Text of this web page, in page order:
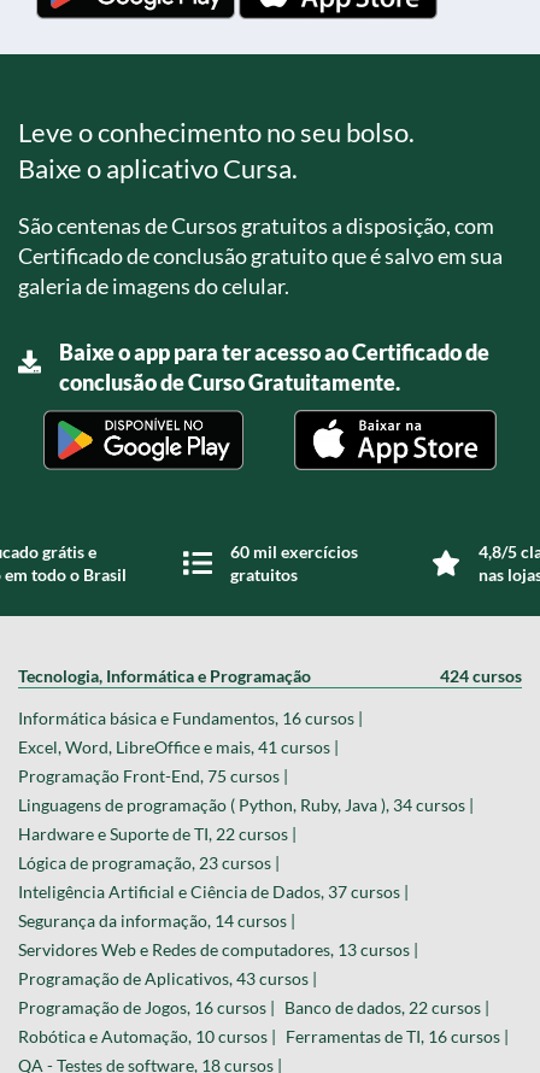
Leve o conhecimento no seu bolso.
Baixe o aplicativo Cursa.
São centenas de Cursos gratuitos a disposição, com
Certificado de conclusão gratuito que é salvo em sua
galeria de imagens do celular.
Baixe o app para ter acesso ao Certificado de
conclusão de Curso Gratuitamente.
grátis e
todo o Brasil
60 mil exercícios
gratuitos
4,8/5
nas
Tecnologia, Informática e Programação 424 cursos
Informática básica e Fundamentos, 16 cursos |
Excel, Word, LibreOffice e mais, 41 cursos |
Programação Front-End, 75 cursos |
Linguagens de programação ( Python, Ruby, Java ), 34 cursos |
Hardware e Suporte de TI, 22 cursos |
Lógica de programação, 23 cursos |
Inteligência Artificial e Ciência de Dados, 37 cursos |
Segurança da informação, 14 cursos |
Servidores Web e Redes de computadores, 13 cursos |
Programação de Aplicativos, 43 cursos |
Programação de Jogos, 16 cursos | Banco de dados, 22 cursos |
Robótica e Automação, 10 cursos | Ferramentas de TI, 16 cursos |
QA - Testes de software, 18 cursos |